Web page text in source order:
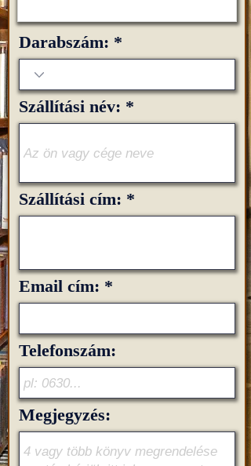
Darabszám:
Szállítási név:
Szállítási cím:
Email cím:
Telefonszám:
Megjegyzés: